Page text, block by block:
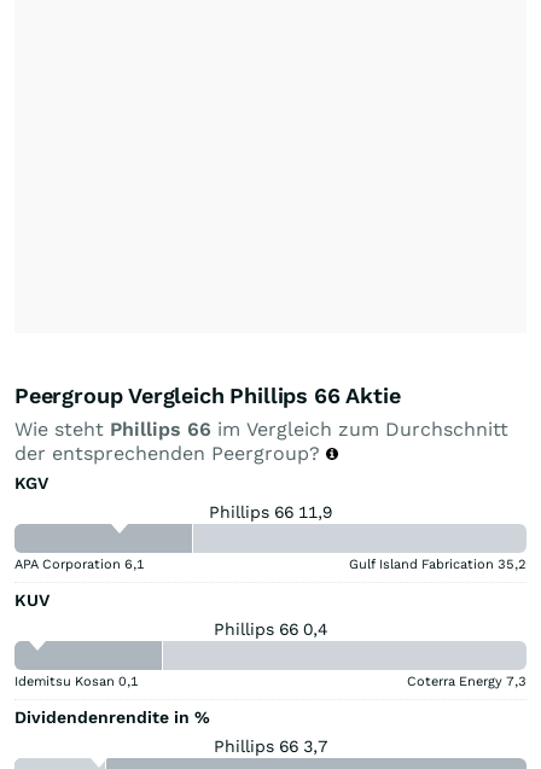
Peergroup Vergleich Phillips 66 Aktie
Wie steht Phillips 66 im Vergleich zum Durchschnitt
der entsprechenden Peergroup?
KGV
Phillips 66 11,9
APA Corporation 6,1 Gulf Island Fabrication 35,2
KUV
Phillips 66 0,4
Idemitsu Kosan 0,1 Coterra Energy 7,3
Dividendenrendite in %
Phillips 66 3,7